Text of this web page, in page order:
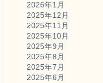
2026年1月
2025年12月
2025年11月
2025年10月
2025年9月
2025年8月
2025年7月
2025年6月